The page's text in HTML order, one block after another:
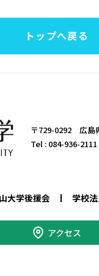
トップへ戻る
〒729-0292 広島
Tel : 084-936-2111
大学後援会 学校
アクセス